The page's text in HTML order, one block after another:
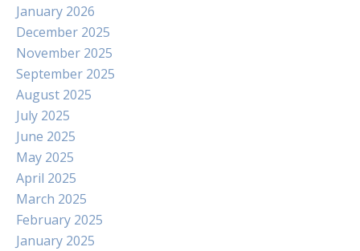
January 2026
December 2025
November 2025
September 2025
August 2025
July 2025
June 2025
May 2025
April 2025
March 2025
February 2025
January 2025